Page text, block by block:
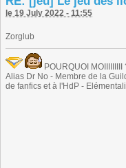
le 19 July 2022 - 11:55
Zorglub
POURQUOI MOIIIIIIIII
Alias Dr No - Membre de la
de fanfics et à l'HdP -